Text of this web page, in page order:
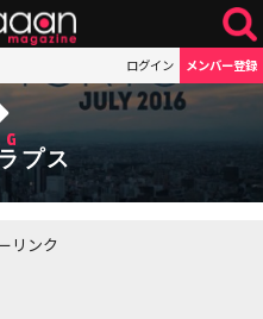
ログイン メンバー登録
プス
リンク